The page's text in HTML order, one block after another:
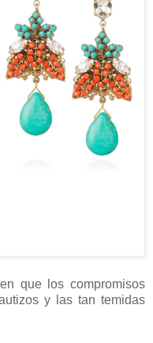
que los compromisos
y las tan temidas